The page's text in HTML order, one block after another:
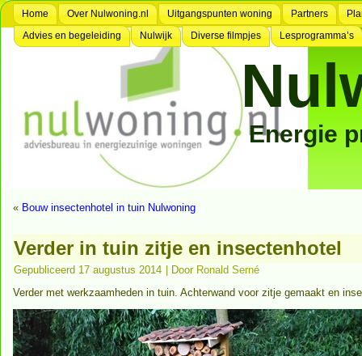
Home Over Nulwoning.nl Uitgangspunten woning Partners
Advies en begeleiding
Nulwijk Diverse filmpjes Lesprogramma’s
Energie
« Bouw insectenhotel in tuin Nulwoning
Verder in tuin zitje en insectenhotel
Gepubliceerd 17 augustus 2014 Door Ronald Serné
Verder met werkzaamheden in tuin. Achterwand voor zitje gemaakt en